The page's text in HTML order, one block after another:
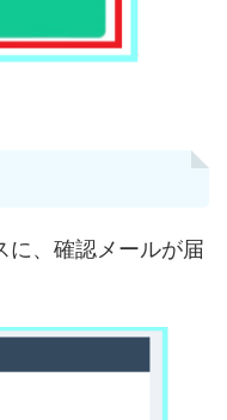
に、確認メールが届